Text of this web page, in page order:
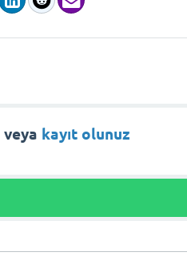
veya kayıt olunuz